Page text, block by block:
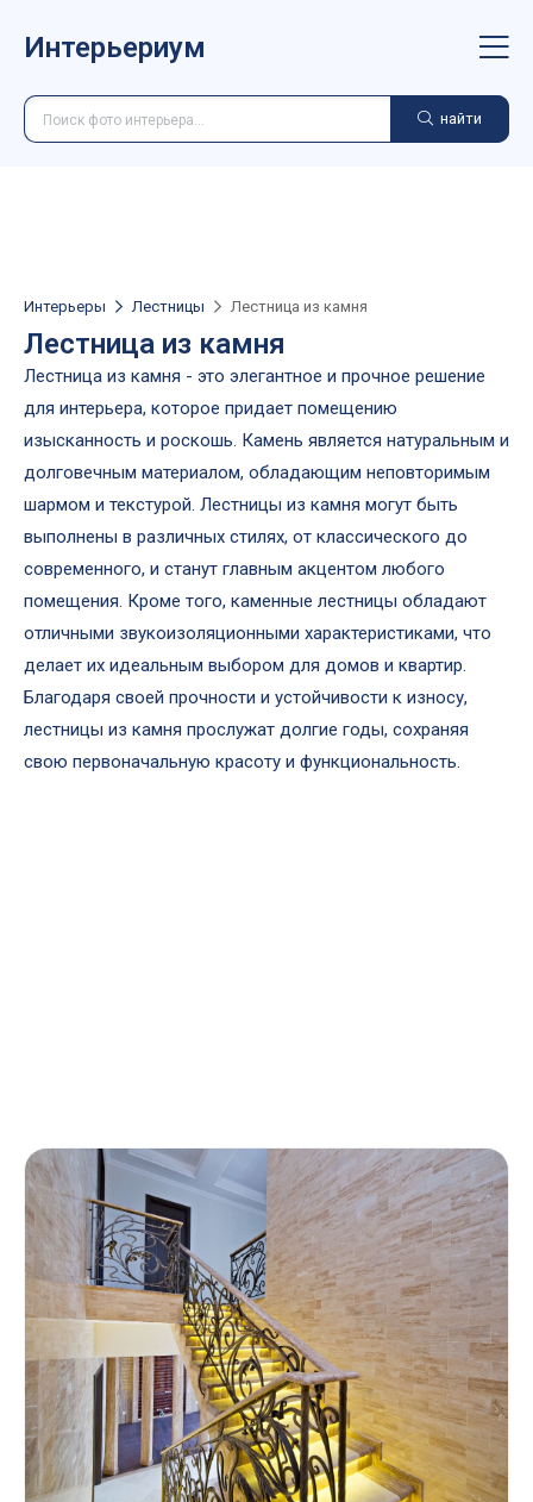
Интерьериум
найти
Интерьеры Лестницы Лестница из камня
Лестница из камня
Лестница из камня - это элегантное и прочное решение
для интерьера, которое придает помещению
изысканность и роскошь. Камень является натуральным и
долговечным материалом, обладающим неповторимым
шармом и текстурой. Лестницы из камня могут быть
выполнены в различных стилях, от классического до
современного, и станут главным акцентом любого
помещения. Кроме того, каменные лестницы обладают
отличными звукоизоляционными характеристиками, что
делает их идеальным выбором для домов и квартир.
Благодаря своей прочности и устойчивости к износу,
лестницы из камня прослужат долгие годы, сохраняя
свою первоначальную красоту и функциональность.